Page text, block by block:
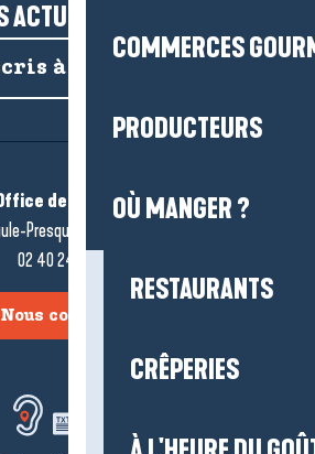
COMMERCES
PRODUCTEURS
OÙ MANGER ?
RESTAURANTS
CRÊPERIES
ACTUS SALÉES !
à la newsletter
de tourisme
Presqu’île de Guérande
02 40 24 34 44
Nous contacter